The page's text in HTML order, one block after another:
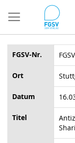
zum
Inhalt
FGSV-Nr.
Ort
Datum
Titel